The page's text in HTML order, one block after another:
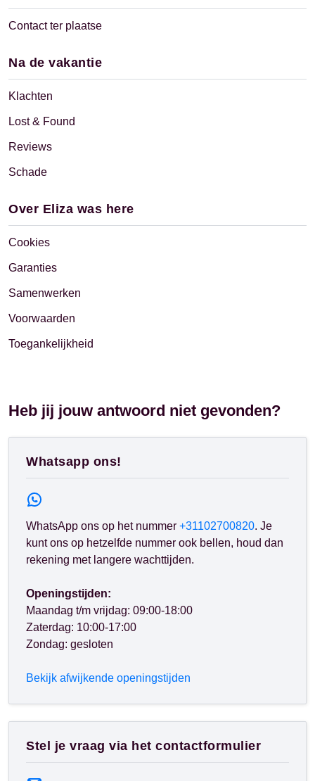
Contact ter plaatse
Na de vakantie
Klachten
Lost & Found
Reviews
Schade
Over Eliza was here
Cookies
Garanties
Samenwerken
Voorwaarden
Toegankelijkheid
Heb jij jouw antwoord niet gevonden?
Whatsapp ons!
WhatsApp ons op het nummer +31102700820. Je
kunt ons op hetzelfde nummer ook bellen, houd dan
rekening met langere wachttijden.
Openingstijden:
Maandag t/m vrijdag: 09:00-18:00
Zaterdag: 10:00-17:00
Zondag: gesloten
Bekijk afwijkende openingstijden
Stel je vraag via het contactformulier